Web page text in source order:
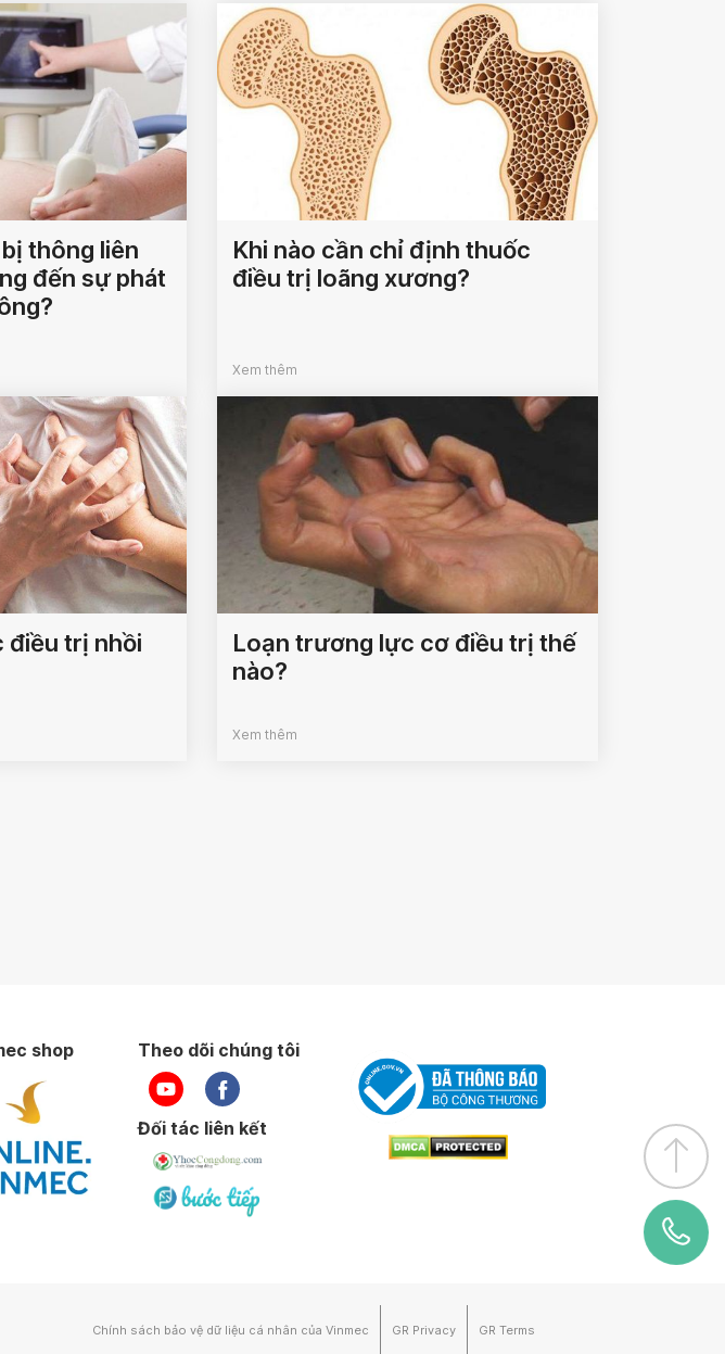
thông liên
đến sự phát
Khi nào cần chỉ định thuốc
điều trị loãng xương?
Xem thêm
điều trị nhồi
Loạn trương lực cơ điều trị thế
nào?
Xem thêm
shop Theo dõi chúng tôi
Đối tác liên kết
Chính sách bảo vệ dữ liệu cá nhân của Vinmec GR Privacy GR Terms